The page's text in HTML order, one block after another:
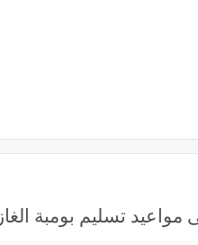
تسليم بومبة الغاز